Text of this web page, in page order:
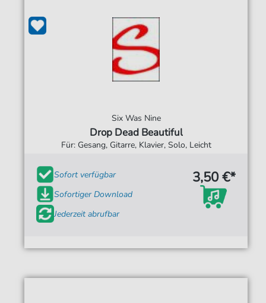
Six Was Nine
Drop Dead Beautiful
Für: Gesang, Gitarre, Klavier, Solo, Leicht
Sofort verfügbar
Sofortiger Download
Jederzeit abrufbar
3,50 €*